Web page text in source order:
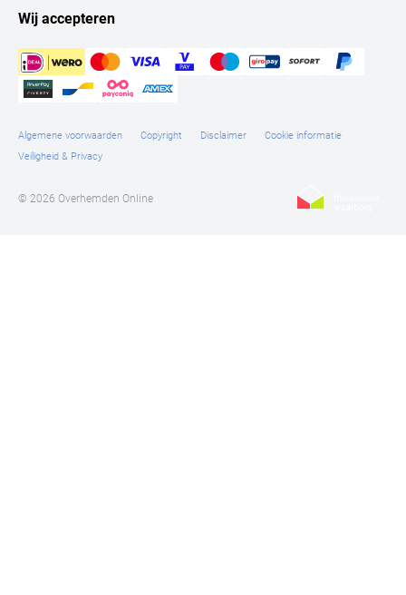
Wij accepteren
Algemene voorwaarden Copyright Disclaimer
Cookie informatie
Veiligheid & Privacy
© 2026 Overhemden Online